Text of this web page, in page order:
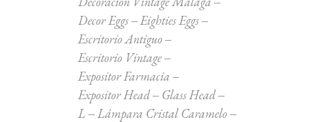
Decor Eggs
Eighties Eggs
Escritorio Antiguo
Escritorio Vintage
Expositor Farmacia
Expositor Head
Glass Head
L
Lámpara Cristal Caramelo